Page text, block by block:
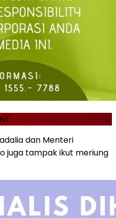
dan Menteri
juga tampak ikut meriung